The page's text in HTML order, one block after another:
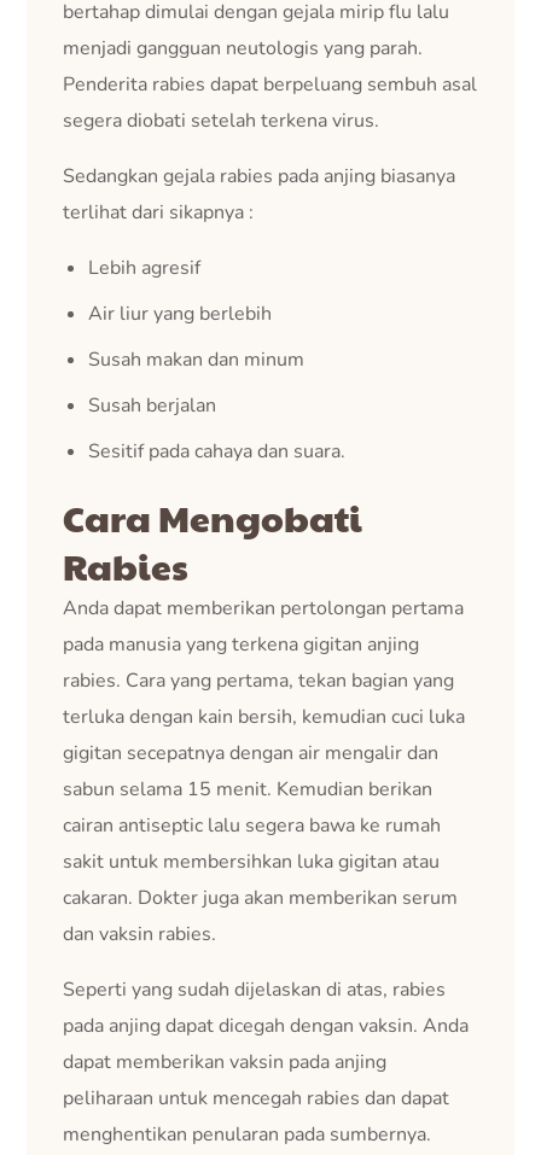
bertahap dimulai dengan gejala mirip flu lalu
menjadi gangguan neutologis yang parah.
Penderita rabies dapat berpeluang sembuh asal
segera diobati setelah terkena virus.
Sedangkan gejala rabies pada anjing biasanya
terlihat dari sikapnya :
Lebih agresif
Air liur yang berlebih
Susah makan dan minum
Susah berjalan
Sesitif pada cahaya dan suara.
Cara Mengobati
Rabies
Anda dapat memberikan pertolongan pertama
pada manusia yang terkena gigitan anjing
rabies. Cara yang pertama, tekan bagian yang
terluka dengan kain bersih, kemudian cuci luka
gigitan secepatnya dengan air mengalir dan
sabun selama 15 menit. Kemudian berikan
cairan antiseptic lalu segera bawa ke rumah
sakit untuk membersihkan luka gigitan atau
cakaran. Dokter juga akan memberikan serum
dan vaksin rabies.
Seperti yang sudah dijelaskan di atas, rabies
pada anjing dapat dicegah dengan vaksin. Anda
dapat memberikan vaksin pada anjing
peliharaan untuk mencegah rabies dan dapat
menghentikan penularan pada sumbernya.